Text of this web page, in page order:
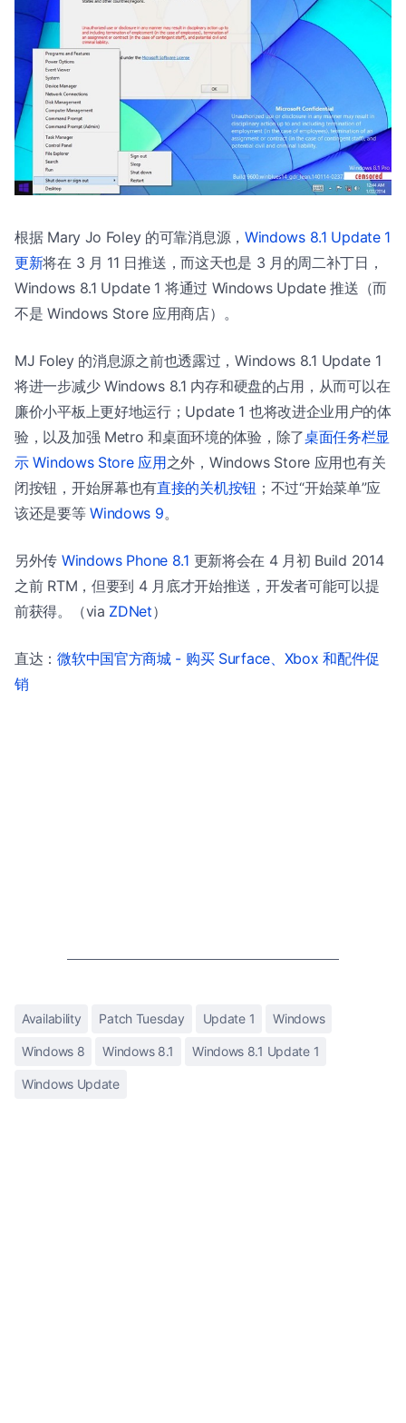
根据 Mary Jo Foley 的可靠消息源， Windows 8.1 Update 1
更新将在 3 月 11 日推送，而这天也是 3 月的周二补丁日，
Windows 8.1 Update 1 将通过 Windows Update 推送（而
不是 Windows Store 应用商店）。
MJ Foley 的消息源之前也透露过，Windows 8.1 Update 1
将进一步减少 Windows 8.1 内存和硬盘的占用，从而可以在
廉价小平板上更好地运行；Update 1 也将改进企业用户的体
验，以及加强 Metro 和桌面环境的体验，除了桌面任务栏显
示 Windows Store 应用之外，Windows Store 应用也有关
闭按钮，开始屏幕也有直接的关机按钮 ；不过“开始菜单”应
该还是要等Windows 9。
另外传 Windows Phone 8.1 更新将会在 4 月初 Build 2014
之前 RTM，但要到 4 月底才开始推送，开发者可能可以提
前获得。（via ZDNet）
直达：微软中国官方商城 - 购买 Surface、Xbox 和配件促
销
Availability Patch Tuesday Update 1 Windows
Windows 8 Windows 8.1 Windows 8.1 Update 1
Windows Update